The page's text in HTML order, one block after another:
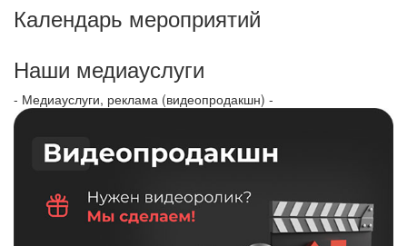
Календарь мероприятий
Наши медиауслуги
- Медиауслуги, реклама (видеопродакшн) -